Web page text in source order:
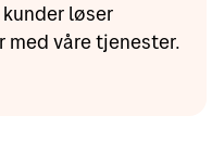
løser
våre tjenester.